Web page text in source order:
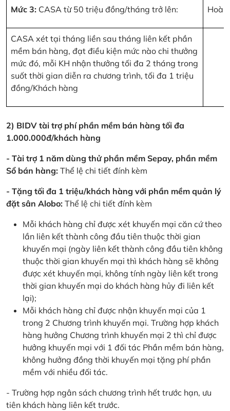
Mức 3: CASA từ 50 triệu đồng/tháng trở lên:
CASA xét tại tháng liền sau tháng liên kết phần
mềm bán hàng, đạt điều kiện mức nào chi thưởng
mức đó, mỗi KH nhận thưởng tối đa 2 tháng trong
suốt thời gian diễn ra chương trình, tối đa 1 triệu
đồng/Khách hàng
2) BIDV tài trợ phí phần mềm bán hàng tối đa
1.000.000đ/khách hàng
- Tài trợ 1 năm dùng thử phần mềm Sepay, phần mềm
Sổ bán hàng: Thể lệ chi tiết đính kèm
- Tặng tối đa 1 triệu/khách hàng với phần mềm quản lý
đặt sân Alobo: Thể lệ chi tiết đính kèm
Mỗi khách hàng chỉ được xét khuyến mại căn cứ theo
lần liên kết thành công đầu tiên thuộc thời gian
khuyến mại (ngày liên kết thành công đầu tiên không
thuộc thời gian khuyến mại thì khách hàng sẽ không
được xét khuyến mại, không tính ngày liên kết trong
thời gian khuyến mại do khách hàng hủy đi liên kết
lại);
Mỗi khách hàng chỉ được nhận khuyến mại của 1
trong 2 Chương trình khuyến mại. Trường hợp khách
hàng hưởng Chương trình khuyến mại 2 thì chỉ được
hưởng khuyến mại với 1 đối tác Phần mềm bán hàng,
không hưởng đồng thời khuyến mại tặng phí phần
mềm với nhiều đối tác.
- Trường hợp ngân sách chương trình hết trước hạn, ưu
tiên khách hàng liên kết trước.